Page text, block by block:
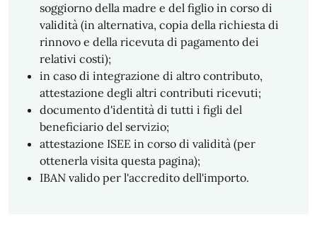
soggiorno della madre e del figlio in corso di
validità (in alternativa, copia della richiesta di
rinnovo e della ricevuta di pagamento dei
relativi costi);
in caso di integrazione di altro contributo,
attestazione degli altri contributi ricevuti;
documento d'identità di tutti i figli del
beneficiario del servizio;
attestazione ISEE in corso di validità (per
ottenerla visita questa pagina);
IBAN valido per l'accredito dell'importo.